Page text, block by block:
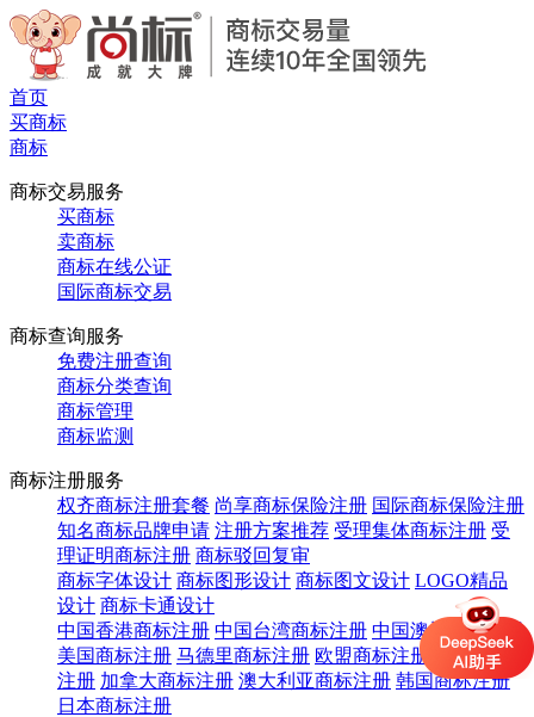
首页
买商标
商标
商标交易服务
买商标
卖商标
商标在线公证
国际商标交易
商标查询服务
免费注册查询
商标分类查询
商标管理
商标监测
商标注册服务
权齐商标注册套餐 尚享商标保险注册 国际商标保险注册
知名商标品牌申请 注册方案推荐 受理集体商标注册 受
理证明商标注册 商标驳回复审
商标字体设计 商标图形设计 商标图文设计 LOGO精品
设计 商标卡通设计
中国香港商标注册 中国台湾商标注册 中国澳门商标注册
美国商标注册 马德里商标注册 欧盟商标注册
英国商标
注册 加拿大商标注册 澳大利亚商标注册 韩国商标注册
日本商标注册